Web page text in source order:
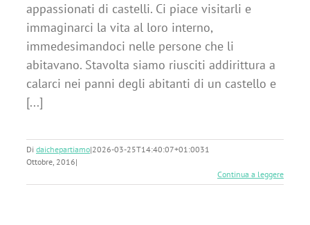
appassionati di castelli. Ci piace visitarli e
immaginarci la vita al loro interno,
immedesimandoci nelle persone che li
abitavano. Stavolta siamo riusciti addirittura a
calarci nei panni degli abitanti di un castello e
[...]
Di daichepartiamo|2026-03-25T14:40:07+01:0031
Ottobre, 2016|
Continua a leggere